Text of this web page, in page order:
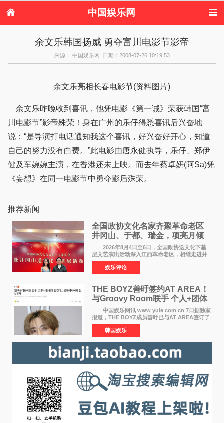
中国娱乐网
港台娱乐
日本娱乐 韩国娱乐
欧美娱乐
音乐新闻 影视新闻
内地明星八卦
八卦
余文乐韩国扬威 勇夺富川电影节影帝
来源： 中国娱乐网 日期：2008-07-26 10:19:53
余文乐亮相长春电影节(资料图片)
余文乐昨晚收到喜讯，他凭电影《第一诫》荣获韩国“富
川电影节”影帝殊荣！身在广州的乐仔得悉喜讯后兴奋地
说：“是导演打电话通知我这个喜讯，好兴奋好开心，知道
自己的努力没有白费。”此电影由唐永健执导，乐仔、郑伊
健及车婉婉主演，在香港还未上映。而去年蔡卓妍(阿Sa)凭
《妄想》在同一电影节中勇夺影后殊荣。
推荐新闻
全国政协文化名家齐聚革命老区
井冈山、于都、瑞金，项亮月倾
情献唱《桃花谣》致敬红色沃土
2026年8月4日至6日，全国政协送文化下基
层文艺演出活动深入江西革命老区，相继走进井
冈山、于都长征出发地、瑞金三地。由全国政协
文化文史和学习委员会副主任、甘肃省政协原主
席欧阳坚率团，一
娱乐评论
THE BOYZ善旴签约AT AREA！
与Groovy Room联手 个人+团体
活动并行
中国娱乐网讯 www yule com cn 7日据独家
报道，THE BOYZ成员善旴已与AT AREA签订了
专属合约。AT AREA是由知名制作人组合
Groovy Room创立的hip-hop厂牌，旗下拥有多
位实力派音乐人，在韩
韩国娱乐